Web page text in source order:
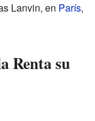
Lanvin, en París,
Renta su